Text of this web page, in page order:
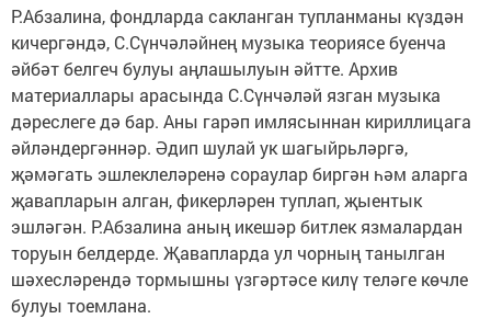
Р.Абзалина, фондларда сакланган туп­ланманы күздән
кичергәндә, С.Сүнчәләйнең музыка теориясе буенча
әйбәт белгеч булуы аңлашылуын әйтте. Архив
материал­лары арасында С.Сүнчәләй язган музыка
дәреслеге дә бар. Аны гарәп имлясыннан кириллицага
әйләндергәннәр. Әдип шулай ук шагыйрьләргә,
җәмәгать эшлеклеләренә сораулар биргән һәм аларга
җавапларын алган, фикерләрен туплап, җыентык
эшләгән. Р.Абзалина аның икешәр битлек язмалардан
торуын белдерде. Җавапларда ул чорның танылган
шәхесләрендә тормышны үзгәртәсе килү теләге көчле
булуы тоемлана.